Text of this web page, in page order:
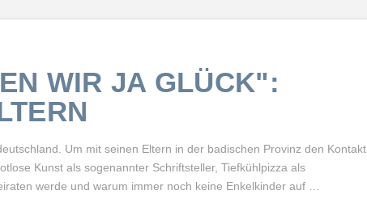
WIR JA GLÜCK":
Um mit seinen Eltern in der badischen Provinz den Kontakt
Kunst als sogenannter Schriftsteller, Tiefkühlpizza als
werde und warum immer noch keine Enkelkinder auf …